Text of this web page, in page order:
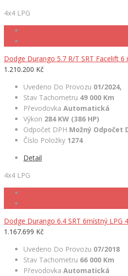
4x4 LPG
Dodge Durango 5.7 R/T SRT Facelift 6
1.210.200 Kč
Uvedeno Do Provozu 01/2024,
Stav Tachometru 49 000 Km
Převodovka Automatická
Výkon 284 KW (386 HP)
Odpočet DPH Možný Odpočet
Číslo Položky 1274
Detail
4x4 LPG
Dodge Durango 6.4 SRT 6místný LPG
1.167.699 Kč
Uvedeno Do Provozu 07/2018
Stav Tachometru 66 000 Km
Převodovka Automatická